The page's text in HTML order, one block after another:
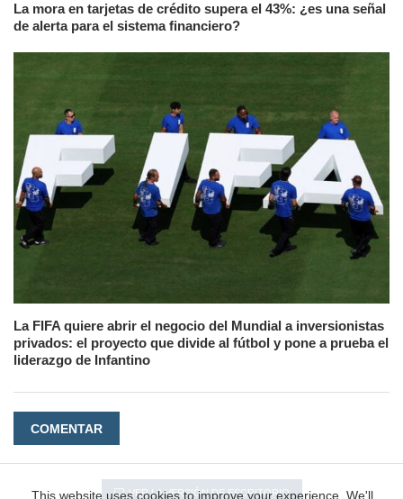
La mora en tarjetas de crédito supera el 43%: ¿es una señal
de alerta para el sistema financiero?
La FIFA quiere abrir el negocio del Mundial a inversionistas
privados: el proyecto que divide al fútbol y pone a prueba el
liderazgo de Infantino
COMENTAR
VER LA VERSIÓN DE ESCRITORIO
This website uses cookies to improve your experience. We'll